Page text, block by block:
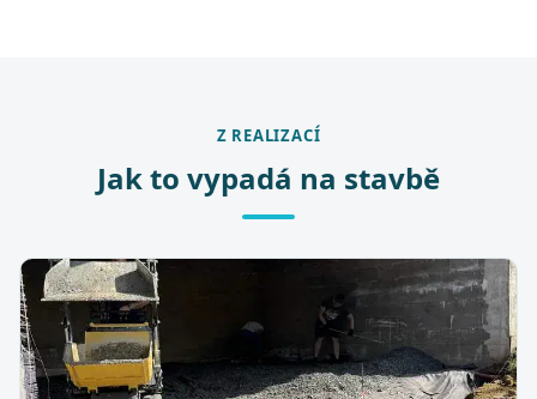
Z REALIZACÍ
Jak to vypadá na stavbě